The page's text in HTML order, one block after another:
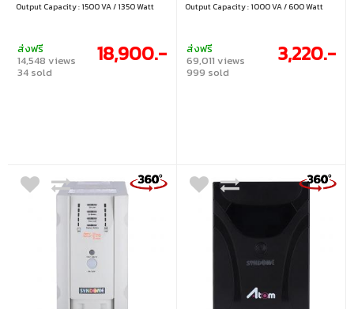
Output Capacity : 1500 VA / 1350 Watt
ส่งฟรี
14,548 views
34 sold
18,900.-
Output Capacity : 1000 VA / 600 Watt
ส่งฟรี
69,011 views
999 sold
3,220.-